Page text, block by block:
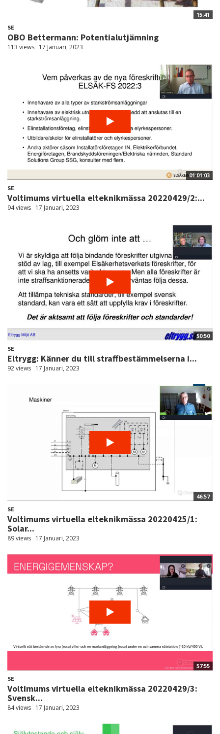
15:41
SE
OBO Bettermann: Potentialutjämning
113 views 17 Januari, 2023
01:01:03
SE
Voltimums virtuella elteknikmässa 20220429/2:...
94 views 17 Januari, 2023
50:50
SE
Eltrygg: Känner du till straffbestämmelserna i...
92 views 17 Januari, 2023
46:57
SE
Voltimums virtuella elteknikmässa 20220425/1:
Solar...
89 views 17 Januari, 2023
57:55
SE
Voltimums virtuella elteknikmässa 20220429/3:
Svensk...
84 views 17 Januari, 2023